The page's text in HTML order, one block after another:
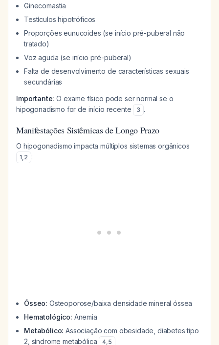
Ginecomastia
Testículos hipotróficos
Proporções eunucoides (se início pré-puberal não
tratado)
Voz aguda (se início pré-puberal)
Falta de desenvolvimento de características sexuais
secundárias
Importante: O exame físico pode ser normal se o
hipogonadismo for de início recente
3 .
Manifestações Sistêmicas de Longo Prazo
O hipogonadismo impacta múltiplos sistemas orgânicos
1,2 :
Ósseo: Osteoporose/baixa densidade mineral óssea
Hematológico: Anemia
Metabólico: Associação com obesidade, diabetes tipo
2, síndrome metabólica
4,5